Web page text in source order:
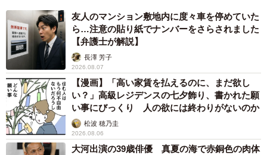
ーーこの後、ももちゃんは無事にお散歩を再開できたので
しょうか？
「はい。この後、お水を持ってお散歩に出かけて行きまし
た」
友人のマンション敷地内に度々車を停めていた
ら…注意の貼り紙でナンバーをさらされました
【弁護士が解説】
長澤 芳子
2026.08.07
【漫画】「高い家賃を払えるのに、まだ欲し
い？」高級レジデンスの七夕飾り、書かれた願
い事にびっくり 人の欲には終わりがないのか
松波 穂乃圭
2026.08.06
大河出演の39歳俳優 真夏の海で赤銅色の肉体